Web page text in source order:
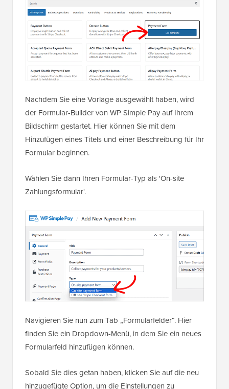
Nachdem Sie eine Vorlage ausgewählt haben, wird
der Formular-Builder von WP Simple Pay auf Ihrem
Bildschirm gestartet. Hier können Sie mit dem
Hinzufügen eines Titels und einer Beschreibung für Ihr
Formular beginnen.
Wählen Sie dann Ihren Formular-Typ als 'On-site
Zahlungsformular'.
Navigieren Sie nun zum Tab „Formularfelder“. Hier
finden Sie ein Dropdown-Menü, in dem Sie ein neues
Formularfeld hinzufügen können.
Sobald Sie dies getan haben, klicken Sie auf die neu
hinzugefügte Option, um die Einstellungen zu